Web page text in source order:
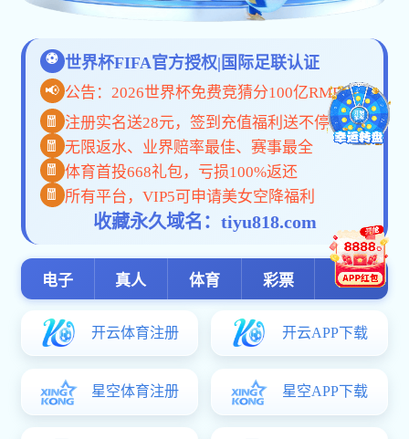
旺旺钱包:友情链接
中华人民共和国中央人民政府
安徽省人民政府
中华人民共和国教育部
安徽省教育厅
中华人民共和国科学技术部
安徽省科学技术厅
中华人民共和国工业和信息化部
安徽省工业和信息化厅
地址：安徽省芜湖市北京中路